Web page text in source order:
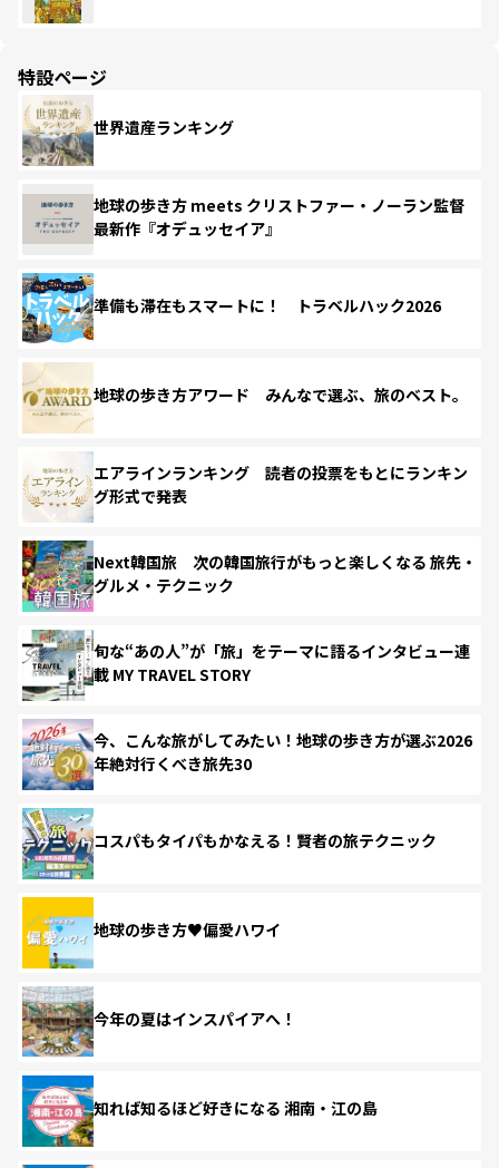
特設ページ
世界遺産ランキング
地球の歩き方 meets クリストファー・ノーラン監督
最新作『オデュッセイア』
準備も滞在もスマートに！ トラベルハック2026
地球の歩き方アワード みんなで選ぶ、旅のベスト。
エアラインランキング 読者の投票をもとにランキン
グ形式で発表
Next韓国旅 次の韓国旅行がもっと楽しくなる 旅先・
グルメ・テクニック
旬な“あの人”が「旅」をテーマに語るインタビュー連
載 MY TRAVEL STORY
今、こんな旅がしてみたい！地球の歩き方が選ぶ2026
年絶対行くべき旅先30
コスパもタイパもかなえる！賢者の旅テクニック
地球の歩き方♥偏愛ハワイ
今年の夏はインスパイアへ！
知れば知るほど好きになる 湘南・江の島